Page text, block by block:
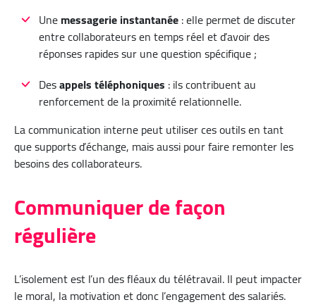
Unemessagerie instantanée: elle permet de discuter
entre collaborateurs en temps réel et d’avoir des
réponses rapides sur une question spécifique ;
Desappels téléphoniques : ils contribuent au
renforcement de la proximité relationnelle.
La communication interne peut utiliser ces outils en tant
que supports d’échange, mais aussi pour faire remonter les
besoins des collaborateurs.
Communiquer de façon
régulière
L’isolement est l’un des fléaux du télétravail. Il peut impacter
le moral, la motivation et donc l’engagement des salariés.